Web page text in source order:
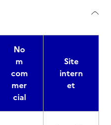
No
m
com
mer
cial
Site
intern
et